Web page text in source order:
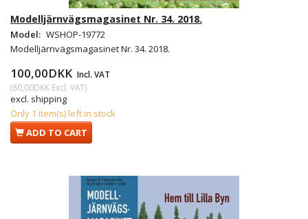
Modelljärnvägsmagasinet Nr. 34. 2018.
Model: WSHOP-19772
Modelljärnvägsmagasinet Nr. 34. 2018.
100,00DKK Incl. VAT
(80,00DKK Excl. VAT)
excl. shipping
Only 1 item(s) left in stock
ADD TO CART